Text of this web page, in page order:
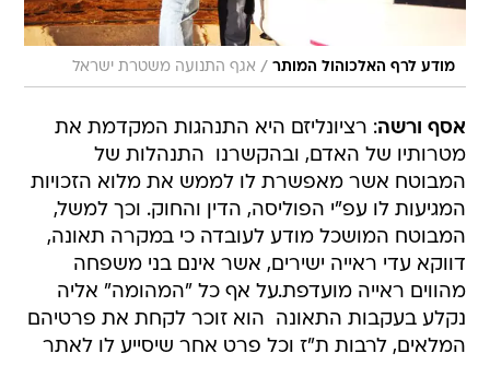
מודע לרף האלכוהול המותר / אגף התנועה משטרת ישראל
אסף ורשה: רציונליזם היא התנהגות המקדמת את
מטרותיו של האדם, ובהקשרנו  התנהלות של
המבוטח אשר מאפשרת לו לממש את מלוא הזכויות
המגיעות לו עפ"י הפוליסה, הדין והחוק. וכך למשל,
המבוטח המושכל מודע לעובדה כי במקרה תאונה,
דווקא עדי ראייה ישירים, אשר אינם בני משפחה
מהווים ראייה מועדפת.על אף כל "המהומה" אליה
נקלע בעקבות התאונה  הוא זוכר לקחת את פרטיהם
המלאים, לרבות ת"ז וכל פרט אחר שיסייע לו לאתר